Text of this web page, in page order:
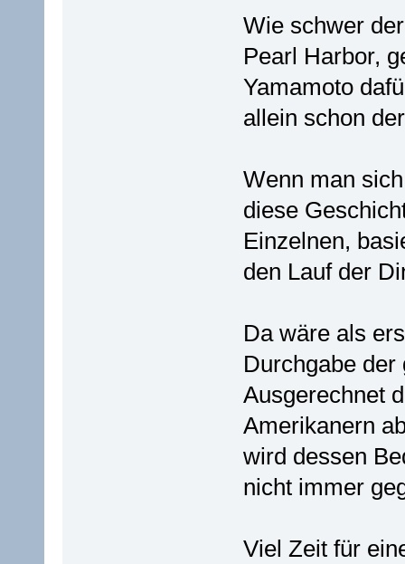
Wie schwer
Pearl Harbor,
Yamamoto
allein schon
Wenn man
diese
Einzelnen,
den Lauf der
Da wäre als
Durchgabe der
Ausgerechnet
Amerikanern
wird dessen
nicht immer
Viel Zeit für